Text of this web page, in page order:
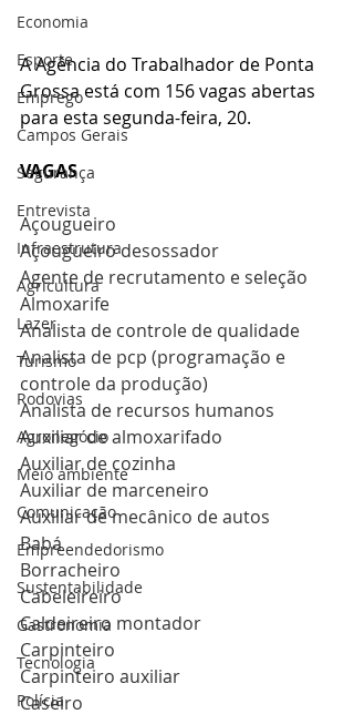
Economia
Esporte
Emprego
Campos Gerais
Segurança
Entrevista
Infraestrutura
Agricultura
Lazer
Turismo
Rodovias
Agronegócio
Meio ambiente
Comunicação
Empreendedorismo
Sustentabilidade
Gastronomia
Tecnologia
Polícia
A Agência do Trabalhador de Ponta
Grossa está com 156 vagas abertas
para esta segunda-feira, 20.
VAGAS
Açougueiro
Açougueiro desossador
Agente de recrutamento e seleção
Almoxarife
Analista de controle de qualidade
Analista de pcp (programação e
controle da produção)
Analista de recursos humanos
Auxiliar de almoxarifado
Auxiliar de cozinha
Auxiliar de marceneiro
Auxiliar de mecânico de autos
Babá
Borracheiro
Cabeleireiro
Caldeireiro montador
Carpinteiro
Carpinteiro auxiliar
Caseiro